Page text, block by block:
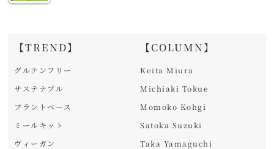
【TREND】
グルテンフリー
サステナブル
プラントベース
ミールキット
ヴィーガン
【COLUMN】
Keita Miura
Michiaki Tokue
Momoko Kohgi
Satoka Suzuki
Taka Yamaguchi